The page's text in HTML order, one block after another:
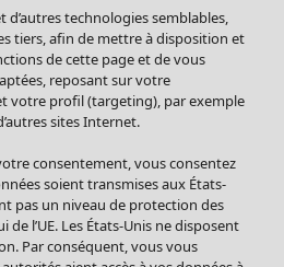
d’autres technologies semblables,
tiers, afin de mettre à disposition et
de cette page et de vous
reposant sur votre
votre profil (targeting), par exemple
sites Internet.
consentement, vous consentez
soient transmises aux États-
pas un niveau de protection des
l’UE. Les États-Unis ne disposent
Par conséquent, vous vous